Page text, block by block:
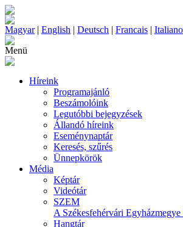
Magyar| English | Deutsch | Francais | Italiano
Menü
Híreink
Programajánló
Beszámolóink
Legutóbbi bejegyzések
Állandó híreink
Eseménynaptár
Keresés, szűrés
Ünnepkörök
Média
Képtár
Videótár
SZEM
A Székesfehérvári
Hangtár